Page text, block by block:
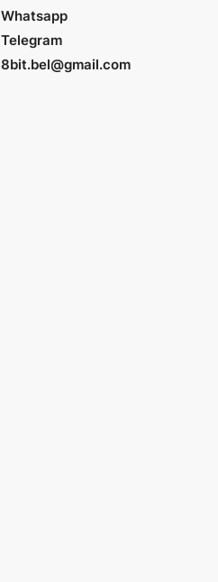
Whatsapp
Telegram
8bit.bel@gmail.com